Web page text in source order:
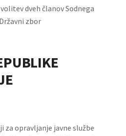
dveh članov Sodnega
zbor
za opravljanje javne službe